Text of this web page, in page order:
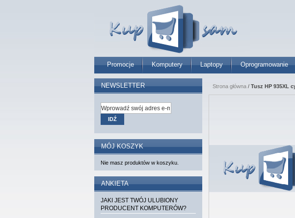
Promocje Komputery Laptopy Oprogramowanie
Strona główna / Tusz HP 935XL
NEWSLETTER
IDŹ
MÓJ KOSZYK
Nie masz produktów w koszyku.
ANKIETA
JAKI JEST TWÓJ ULUBIONY
PRODUCENT KOMPUTERÓW?